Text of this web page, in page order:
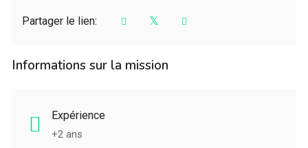
Partager le lien:
Informations sur la mission
Expérience
+2 ans